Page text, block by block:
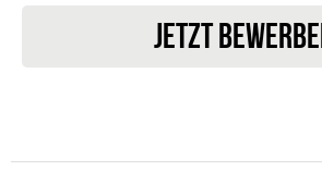
JETZT